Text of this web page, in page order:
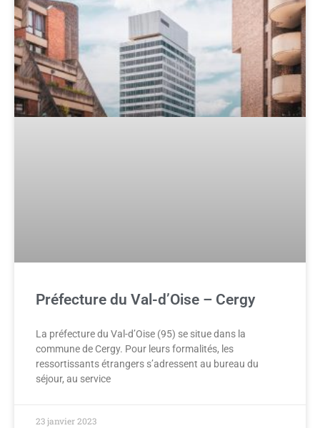
Préfecture du Val-d’Oise – Cergy
La préfecture du Val-d’Oise (95) se situe dans la
commune de Cergy. Pour leurs formalités, les
ressortissants étrangers s’adressent au bureau du
séjour, au service
23 janvier 2023